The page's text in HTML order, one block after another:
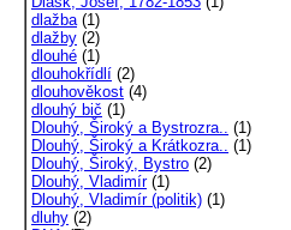
dlažba(1)
dlažby (2)
dlouhé (1)
dlouhokřídlí (2)
dlouhověkost (4)
dlouhý bič (1)
Dlouhý, Široký a Bystrozra.. (1)
Dlouhý, Široký a Krátkozra.. (1)
Dlouhý, Široký, Bystro (2)
Dlouhý, Vladimír(1)
Dlouhý, Vladimír (politik) (1)
dluhy (2)